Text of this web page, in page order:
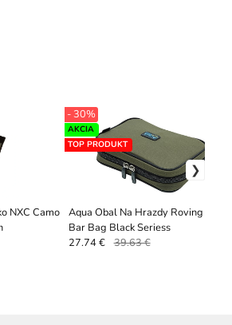
NXC Camo
Aqua Obal Na Hrazdy Roving Buzz
Bar Bag Black Seriess
AKCIA
TOP PRODUKT
- 30%
27.74 € 39.63 €